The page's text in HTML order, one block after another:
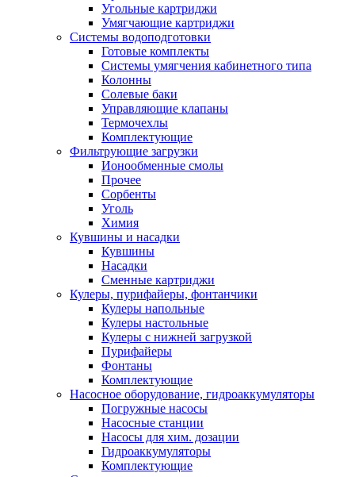
Угольные картриджи
Умягчающие картриджи
Системы водоподготовки
Готовые комплекты
Системы умягчения кабинетного типа
Колонны
Солевые баки
Управляющие клапаны
Термочехлы
Комплектующие
Фильтрующие загрузки
Ионообменные смолы
Прочее
Сорбенты
Уголь
Химия
Кувшины и насадки
Кувшины
Насадки
Сменные картриджи
Кулеры, пурифайеры, фонтанчики
Кулеры напольные
Кулеры настольные
Кулеры с нижней загрузкой
Пурифайеры
Фонтаны
Комплектующие
Насосное оборудование, гидроаккумуляторы
Погружные насосы
Насосные станции
Насосы для хим. дозации
Гидроаккумуляторы
Комплектующие